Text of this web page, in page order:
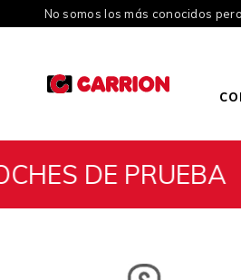
No somos los más conocidos
•100